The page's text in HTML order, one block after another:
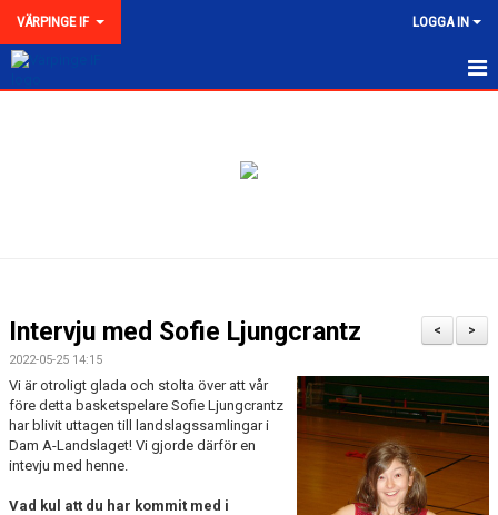
VÄRPINGE IF LOGGA IN
KLUBBKOLLEKTION
>
<
Intervju med Sofie Ljungcrantz
2022-05-25 14:15
Vi är otroligt glada och stolta över att vår
före detta basketspelare Sofie Ljungcrantz
har blivit uttagen till landslagssamlingar i
Dam A-Landslaget! Vi gjorde därför en
intevju med henne.
Vad kul att du har kommit med i